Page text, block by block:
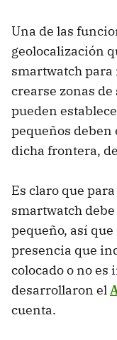
Una de las
geolocalización
smartwatch para
crearse zonas
pueden
pequeños deben
dicha frontera,
Es claro que
smartwatch
pequeño, así
presencia que
colocado o no es
desarrollaron el
cuenta.